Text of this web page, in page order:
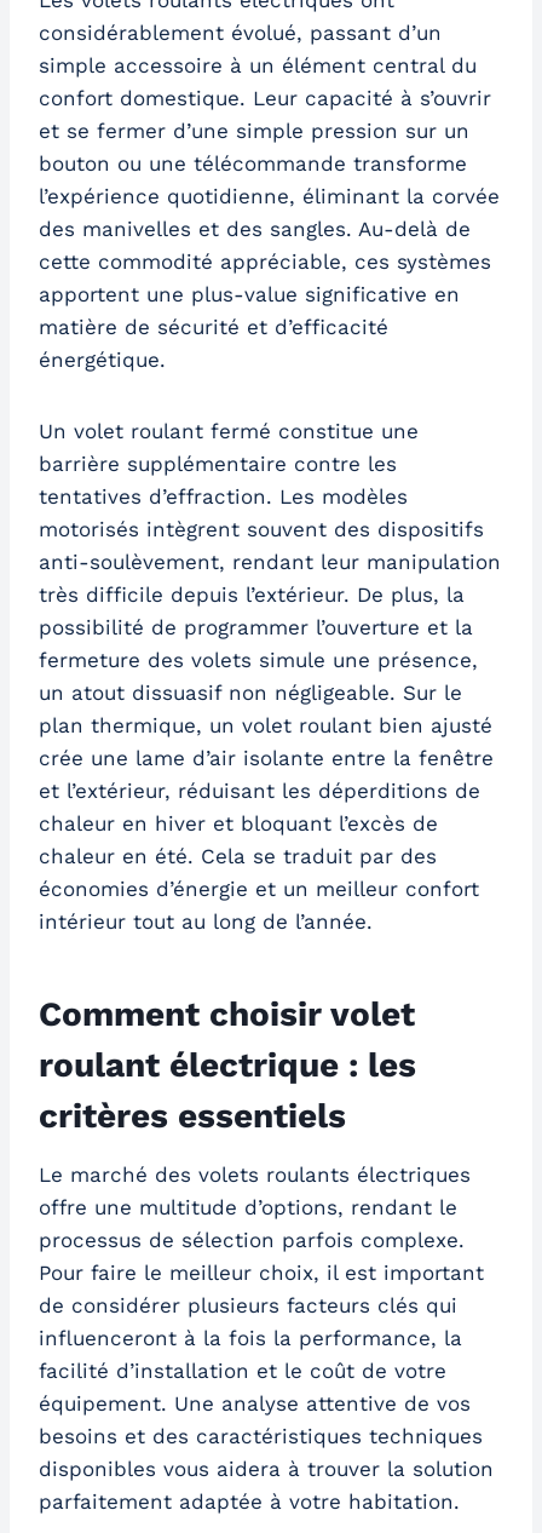
considérablement évolué, passant d’un
simple accessoire à un élément central du
confort domestique. Leur capacité à s’ouvrir
et se fermer d’une simple pression sur un
bouton ou une télécommande transforme
l’expérience quotidienne, éliminant la corvée
des manivelles et des sangles. Au-delà de
cette commodité appréciable, ces systèmes
apportent une plus-value significative en
matière de sécurité et d’efficacité
énergétique.
Un volet roulant fermé constitue une
barrière supplémentaire contre les
tentatives d’effraction. Les modèles
motorisés intègrent souvent des dispositifs
anti-soulèvement, rendant leur manipulation
très difficile depuis l’extérieur. De plus, la
possibilité de programmer l’ouverture et la
fermeture des volets simule une présence,
un atout dissuasif non négligeable. Sur le
plan thermique, un volet roulant bien ajusté
crée une lame d’air isolante entre la fenêtre
et l’extérieur, réduisant les déperditions de
chaleur en hiver et bloquant l’excès de
chaleur en été. Cela se traduit par des
économies d’énergie et un meilleur confort
intérieur tout au long de l’année.
Comment choisir volet
roulant électrique : les
critères essentiels
Le marché des volets roulants électriques
offre une multitude d’options, rendant le
processus de sélection parfois complexe.
Pour faire le meilleur choix, il est important
de considérer plusieurs facteurs clés qui
influenceront à la fois la performance, la
facilité d’installation et le coût de votre
équipement. Une analyse attentive de vos
besoins et des caractéristiques techniques
disponibles vous aidera à trouver la solution
parfaitement adaptée à votre habitation.